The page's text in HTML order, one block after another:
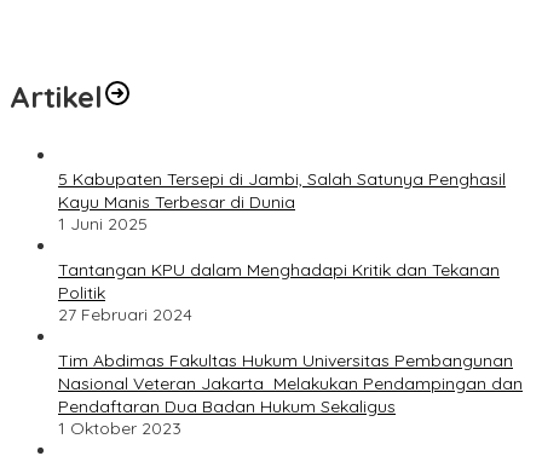
Artikel
5 Kabupaten Tersepi di Jambi, Salah Satunya Penghasil
Kayu Manis Terbesar di Dunia
1 Juni 2025
Tantangan KPU dalam Menghadapi Kritik dan Tekanan
Politik
27 Februari 2024
Tim Abdimas Fakultas Hukum Universitas Pembangunan
Nasional Veteran Jakarta Melakukan Pendampingan dan
Pendaftaran Dua Badan Hukum Sekaligus
1 Oktober 2023